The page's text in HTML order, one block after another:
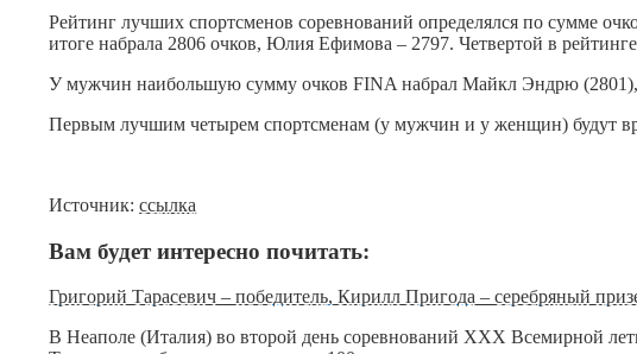
Рейтинг лучших спортсменов соревнований определялся по сумме
итоге набрала 2806 очков, Юлия Ефимова – 2797. Четвертой в
У мужчин наибольшую сумму очков FINA набрал Майкл Эндрю
Первым лучшим четырем спортсменам (у мужчин и у женщин) будут
Источник:ссылка
Вам будет интересно почитать:
Григорий Тарасевич – победитель, Кирилл Пригода – серебряный
В Неаполе (Италия) во второй день соревнований XXX Всемирной